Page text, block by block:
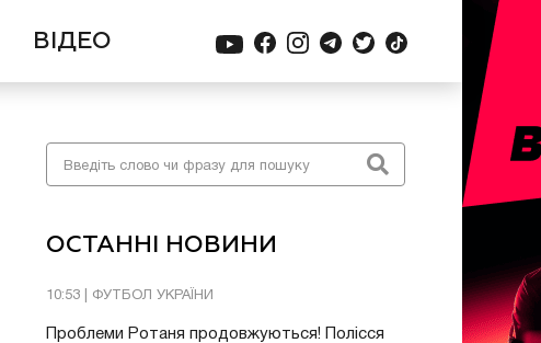
ВІДЕО
ОСТАННІ НОВИНИ
10:53 | ФУТБОЛ УКРАЇНИ
Проблеми Ротаня продовжуються! Полісся